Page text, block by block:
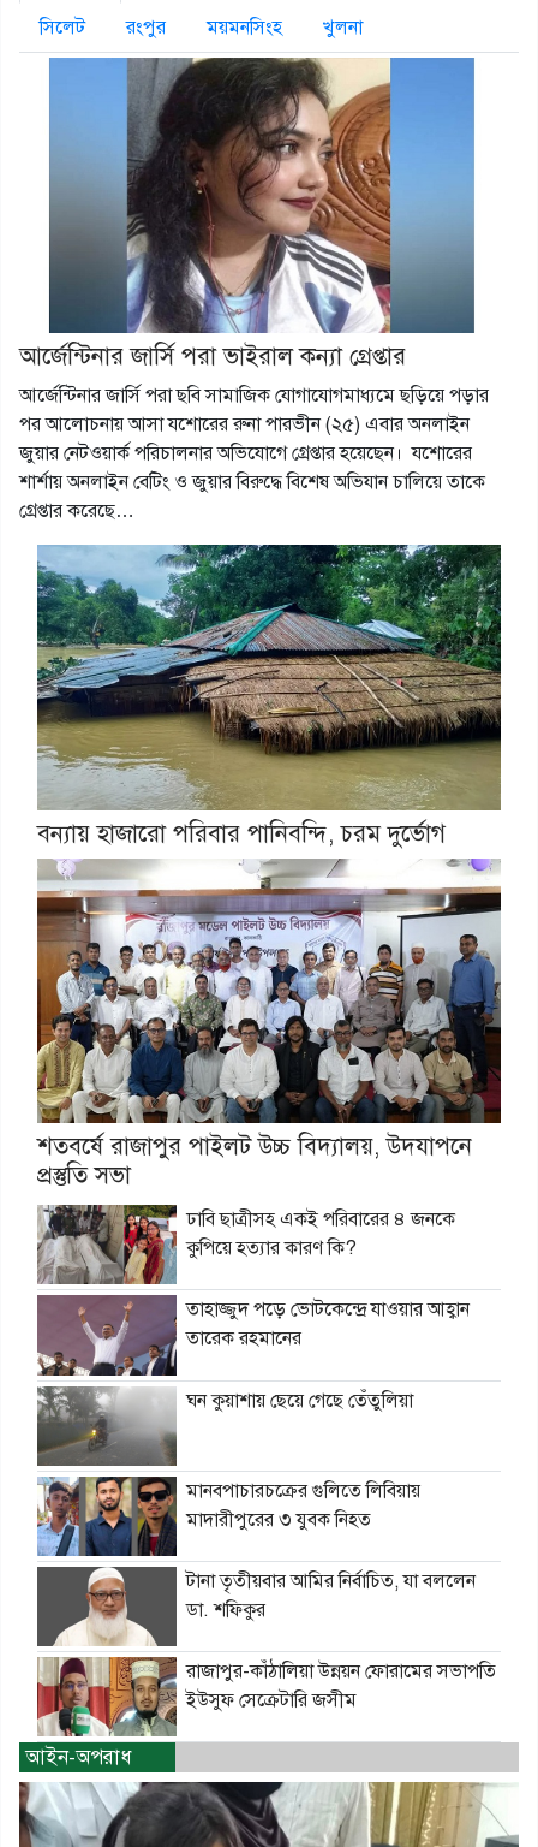
সিলেট রংপুর ময়মনসিংহ খুলনা
আর্জেন্টিনার জার্সি পরা ভাইরাল কন্যা গ্রেপ্তার
আর্জেন্টিনার জার্সি পরা ছবি সামাজিক যোগাযোগমাধ্যমে ছড়িয়ে পড়ার
পর আলোচনায় আসা যশোরের রুনা পারভীন (২৫) এবার অনলাইন
জুয়ার নেটওয়ার্ক পরিচালনার অভিযোগে গ্রেপ্তার হয়েছেন। যশোরের
শার্শায় অনলাইন বেটিং ও জুয়ার বিরুদ্ধে বিশেষ অভিযান চালিয়ে তাকে
গ্রেপ্তার করেছে…
বন্যায় হাজারো পরিবার পানিবন্দি, চরম দুর্ভোগ
শতবর্ষে রাজাপুর পাইলট উচ্চ বিদ্যালয়, উদযাপনে
প্রস্তুতি সভা
ঢাবি ছাত্রীসহ একই পরিবারের ৪ জনকে
কুপিয়ে হত্যার কারণ কি?
তাহাজ্জুদ পড়ে ভোটকেন্দ্রে যাওয়ার আহ্বান
তারেক রহমানের
ঘন কুয়াশায় ছেয়ে গেছে তেঁতুলিয়া
মানবপাচারচক্রের গুলিতে লিবিয়ায়
মাদারীপুরের ৩ যুবক নিহত
টানা তৃতীয়বার আমির নির্বাচিত, যা বললেন
ডা. শফিকুর
রাজাপুর-কাঁঠালিয়া উন্নয়ন ফোরামের সভাপতি
ইউসুফ সেক্রেটারি জসীম
আইন-অপরাধ